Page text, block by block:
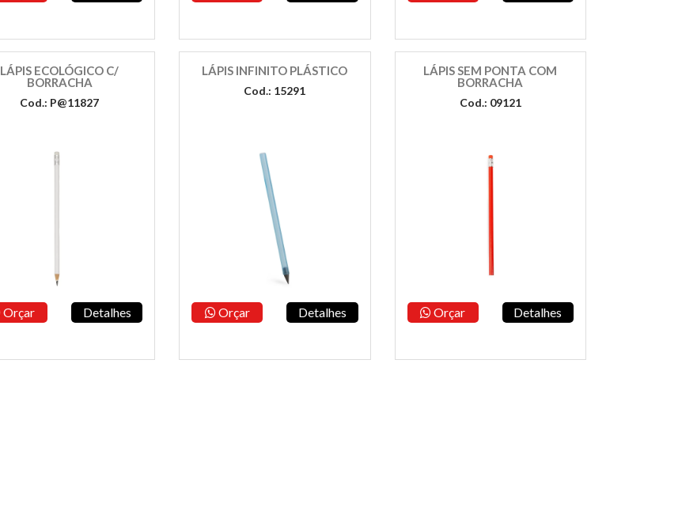
LÁPIS ECOLÓGICO C/
BORRACHA
Cod.: P@11827
Orçar Detalhes
LÁPIS INFINITO PLÁSTICO
Cod.: 15291
Orçar Detalhes
LÁPIS SEM PONTA COM
BORRACHA
Cod.: 09121
Orçar Detalhes